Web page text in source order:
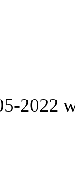
2022